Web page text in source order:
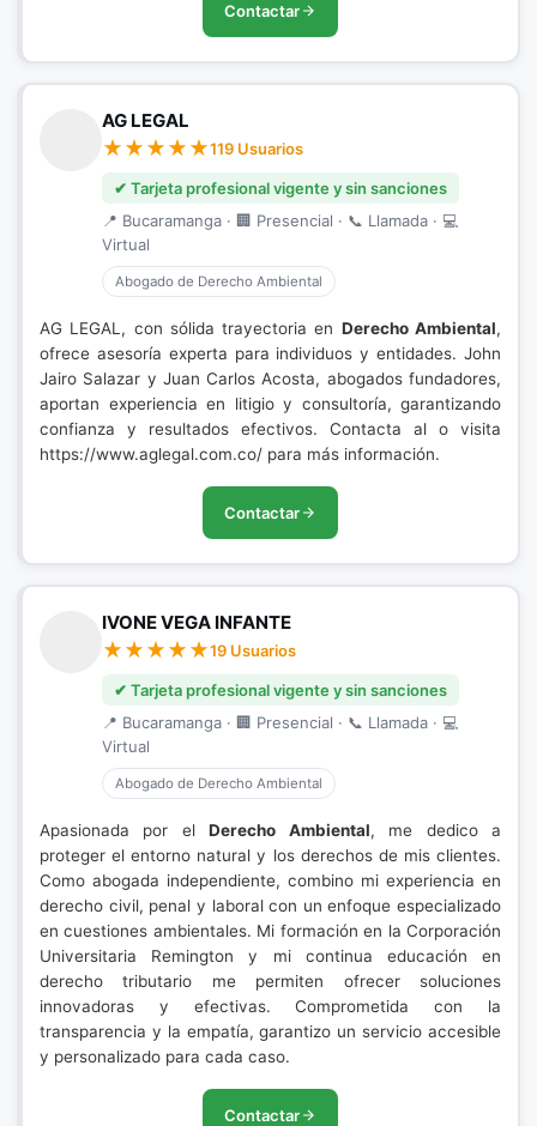
Contactar
AG LEGAL
119 Usuarios
✔ Tarjeta profesional vigente y sin sanciones
📍 Bucaramanga · 🏢 Presencial · 📞 Llamada · 💻
Virtual
Abogado de Derecho Ambiental
AG LEGAL, con sólida trayectoria en Derecho Ambiental,
ofrece asesoría experta para individuos y entidades. John
Jairo Salazar y Juan Carlos Acosta, abogados fundadores,
aportan experiencia en litigio y consultoría, garantizando
confianza y resultados efectivos. Contacta al o visita
https://www.aglegal.com.co/ para más información.
Contactar
IVONE VEGA INFANTE
19 Usuarios
✔ Tarjeta profesional vigente y sin sanciones
📍 Bucaramanga · 🏢 Presencial · 📞 Llamada · 💻
Virtual
Abogado de Derecho Ambiental
Apasionada por elDerecho Ambiental, me dedico a
proteger el entorno natural y los derechos de mis clientes.
Como abogada independiente, combino mi experiencia en
derecho civil, penal y laboral con un enfoque especializado
en cuestiones ambientales. Mi formación en la Corporación
Universitaria Remington y mi continua educación en
derecho tributario me permiten ofrecer soluciones
innovadoras y efectivas. Comprometida con la
transparencia y la empatía, garantizo un servicio accesible
y personalizado para cada caso.
Contactar